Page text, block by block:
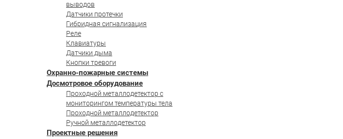
выводов
Датчики протечки
Гибридная сигнализация
Реле
Клавиатуры
Датчики дыма
Кнопки тревоги
Охранно-пожарные системы
Досмотровое оборудование
Проходной металлодетектор с
мониторингом температуры тела
Проходной металлодетектор
Ручной металлодетектор
Проектные решения